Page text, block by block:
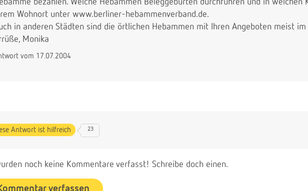
bezahlen. Welche Hebammen Beleggeburten durchführen und in welchen
Wohnort unter www.berliner-hebammenverband.de.
in anderen Städten sind die örtlichen Hebammen mit Ihren Angeboten meist
Monika
vom 17.07.2004
Antwort ist hilfreich 23
noch keine Kommentare verfasst! Schreibe doch einen.
verfassen